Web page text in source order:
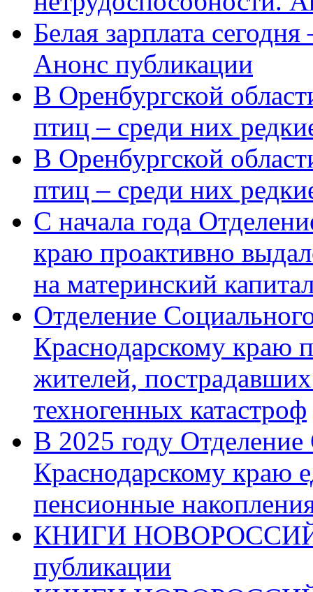
Белая зарплата
Анонс публикации
В Оренбургской
птиц – среди них
В Оренбургской
птиц – среди них
С начала года
краю проактивно
на материнский
Отделение
Краснодарскому краю
жителей,
техногенных катастроф
В 2025 году
Краснодарскому краю
пенсионные
КНИГИ
публикации